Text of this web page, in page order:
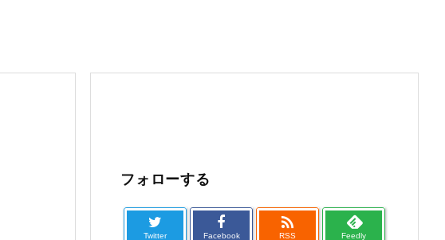
フォローする
Twitter Facebook

RSS Feedly